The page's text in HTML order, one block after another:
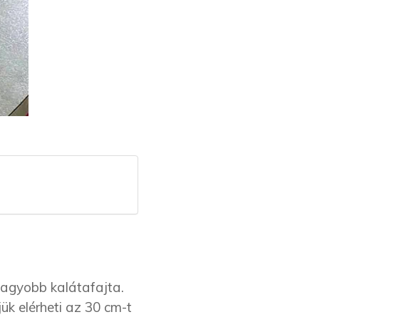
kalátafajta.
elérheti az 30 cm-t